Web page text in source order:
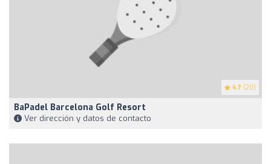
4.7 (20)
BaPadel Barcelona Golf Resort
Ver dirección y datos de contacto